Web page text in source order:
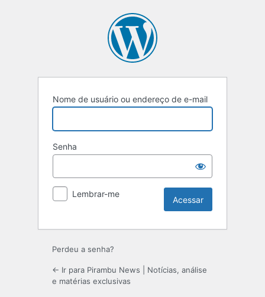
Nome de usuário ou endereço de e-mail
Senha
Lembrar-me
Perdeu a senha?
← Ir para Pirambu News | Notícias, análise
e matérias exclusivas